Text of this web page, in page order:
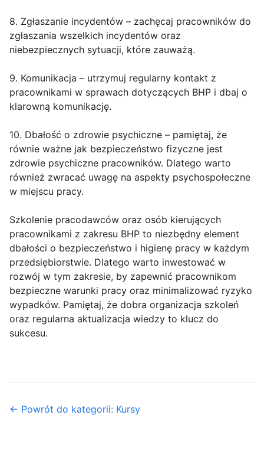
8. Zgłaszanie incydentów – zachęcaj pracowników do
zgłaszania wszelkich incydentów oraz
niebezpiecznych sytuacji, które zauważą.
9. Komunikacja – utrzymuj regularny kontakt z
pracownikami w sprawach dotyczących BHP i dbaj o
klarowną komunikację.
10. Dbałość o zdrowie psychiczne – pamiętaj, że
równie ważne jak bezpieczeństwo fizyczne jest
zdrowie psychiczne pracowników. Dlatego warto
również zwracać uwagę na aspekty psychospołeczne
w miejscu pracy.
Szkolenie pracodawców oraz osób kierujących
pracownikami z zakresu BHP to niezbędny element
dbałości o bezpieczeństwo i higienę pracy w każdym
przedsiębiorstwie. Dlatego warto inwestować w
rozwój w tym zakresie, by zapewnić pracownikom
bezpieczne warunki pracy oraz minimalizować ryzyko
wypadków. Pamiętaj, że dobra organizacja szkoleń
oraz regularna aktualizacja wiedzy to klucz do
sukcesu.
← Powrót do kategorii: Kursy